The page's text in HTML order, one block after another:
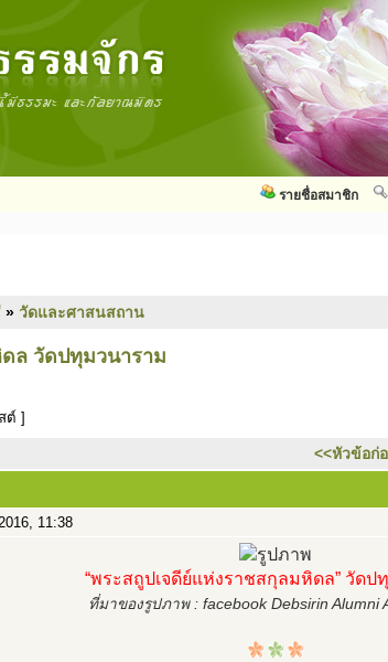
รายชื่อสมาชิก
» วัดและศาสนสถาน
ล วัดปทุมวนาราม
ต์ ]
<<หัวข้อก่
11:38
“พระสถูปเจดีย์แห่งราชสกุลมหิดล” วัดป
ที่มาของรูปภาพ : facebook Debsirin Alumni